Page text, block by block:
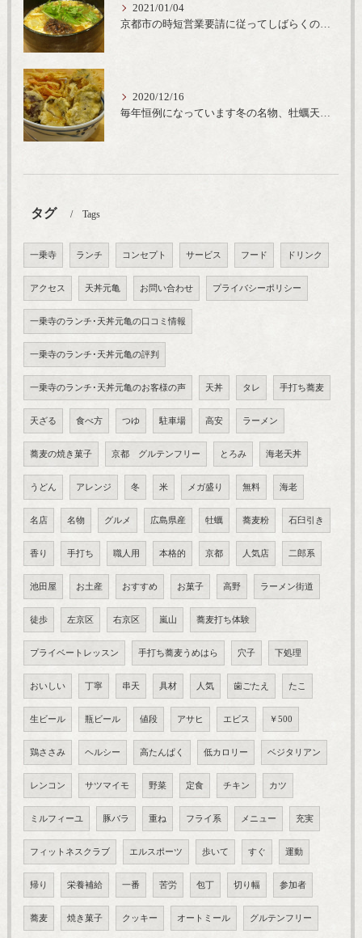
2021/01/04
京都市の時短営業要請に従ってしばらくの間20時までの営業とさせていただいております。寒い時期には温かいお蕎麦がおすすめ
2020/12/16
タグ Tags
一乗寺 ランチ コンセプト サービス フード ドリンク
アクセス 天丼元亀 お問い合わせ プライバシーポリシー
一乗寺のランチ･天丼元亀の口コミ情報
一乗寺のランチ･天丼元亀の評判
一乗寺のランチ･天丼元亀のお客様の声 天丼 タレ 手打ち蕎麦
天ざる 食べ方 つゆ 駐車場 高安 ラーメン
蕎麦の焼き菓子 京都 グルテンフリー とろみ 海老天丼
うどん アレンジ 冬 米 メガ盛り 無料 海老
名店 名物 グルメ 広島県産 牡蠣 蕎麦粉 石臼引き
香り 手打ち 職人用 本格的 京都 人気店 二郎系
池田屋 お土産 おすすめ お菓子 高野 ラーメン街道
徒歩 左京区 右京区 嵐山 蕎麦打ち体験
プライベートレッスン 手打ち蕎麦うめはら 穴子 下処理
おいしい 丁寧 串天 具材 人気 歯ごたえ たこ
生ビール 瓶ビール 値段 アサヒ エビス ￥500
鶏ささみ ヘルシー 高たんぱく 低カロリー ベジタリアン
レンコン サツマイモ 野菜 定食 チキン カツ
ミルフィーユ 豚バラ 重ね フライ系 メニュー 充実
フィットネスクラブ エルスポーツ 歩いて すぐ 運動
帰り 栄養補給 一番 苦労 包丁 切り幅 参加者
蕎麦 焼き菓子 クッキー オートミール グルテンフリー